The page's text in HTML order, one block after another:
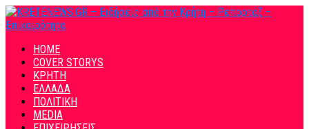
HOME
COVER STORYS
ΚΡΗΤΗ
ΕΛΛΑΔΑ
ΠΟΛΙΤΙΚΗ
MEDIA